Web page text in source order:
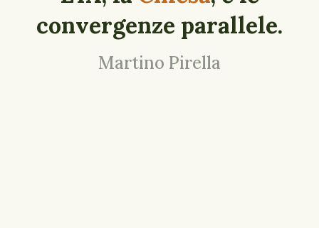
convergenze parallele.
Martino Pirella